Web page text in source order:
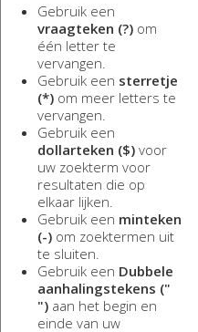
Gebruik een
vraagteken (?) om
één letter te
vervangen.
Gebruik een sterretje
(*) om meer letters te
vervangen.
Gebruik een
dollarteken ($) voor
uw zoekterm voor
resultaten die op
elkaar lijken.
Gebruik een minteken
(-) om zoektermen uit
te sluiten.
Gebruik een Dubbele
aanhalingstekens ("
") aan het begin en
einde van uw